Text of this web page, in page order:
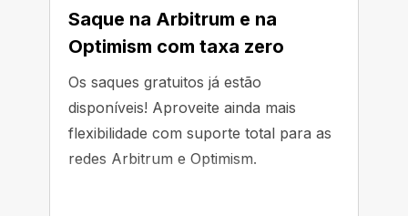
Saque na Arbitrum e na
Optimism com taxa zero
Os saques gratuitos já estão
disponíveis! Aproveite ainda mais
flexibilidade com suporte total para as
redes Arbitrum e Optimism.